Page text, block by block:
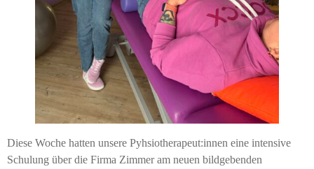
Diese Woche hatten unsere Pyhsiotherapeut:innen eine intensive
Schulung über die Firma Zimmer am neuen bildgebenden